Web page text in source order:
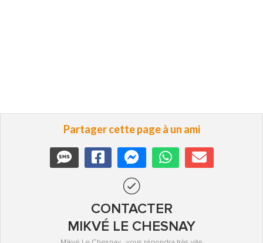
Partager cette page à un ami
CONTACTER
MIKVÉ LE CHESNAY